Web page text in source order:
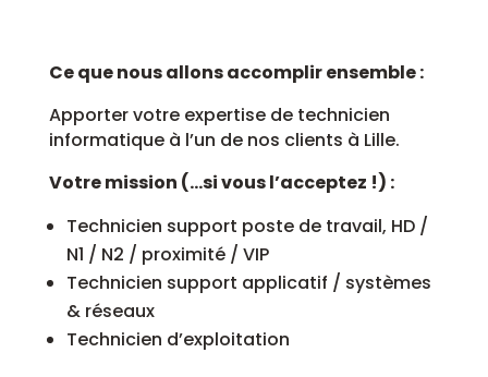
Ce que nous allons accomplir ensemble :
Apporter votre expertise de technicien
informatique à l’un de nos clients à Lille.
Votre mission (…si vous l’acceptez !) :
Technicien support poste de travail, HD /
N1 / N2 / proximité / VIP
Technicien support applicatif / systèmes
& réseaux
Technicien d’exploitation